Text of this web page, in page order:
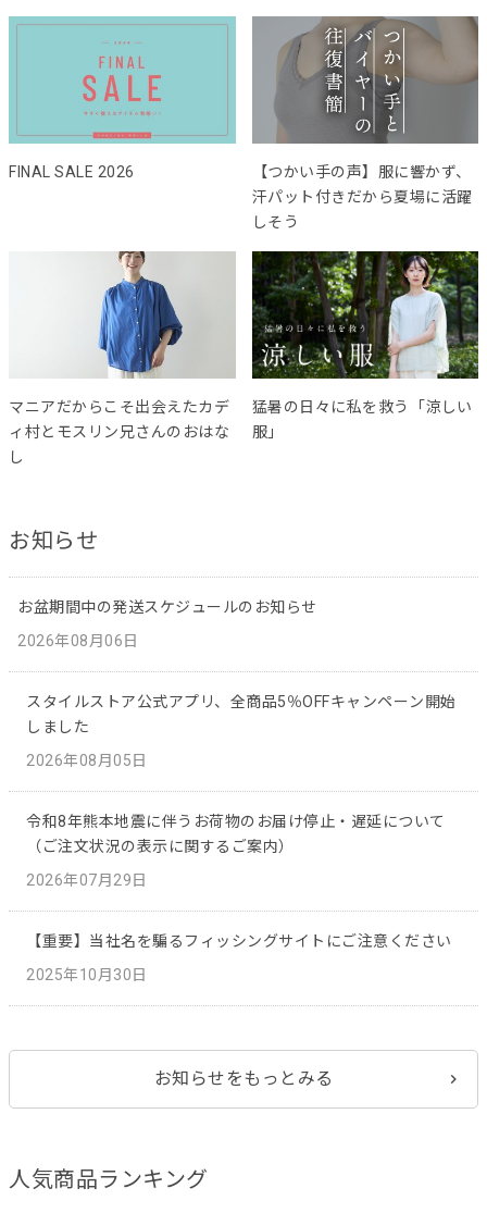
FINAL SALE 2026
【つかい手の声】服に響かず、
汗パット付きだから夏場に活躍
しそう
マニアだからこそ出会えたカデ
ィ村とモスリン兄さんのおはな
し
猛暑の日々に私を救う「涼しい
服」
お知らせ
お盆期間中の発送スケジュールのお知らせ
2026年08月06日
スタイルストア公式アプリ、全商品5％OFFキャンペーン開始
しました
2026年08月05日
令和8年熊本地震に伴うお荷物のお届け停止・遅延について
（ご注文状況の表示に関するご案内）
2026年07月29日
【重要】当社名を騙るフィッシングサイトにご注意ください
2025年10月30日
お知らせをもっとみる
人気商品ランキング